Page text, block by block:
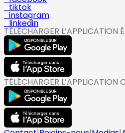
tiktok
instagram
linkedin
TÉLÉCHARGER L’APPLICATION
TÉLÉCHARGER L’APPLICATION